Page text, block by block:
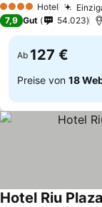
4 Sterne Hotel
7,9 Gut 54.023
Ab 127 €
Preise von 18
Hotel Riu